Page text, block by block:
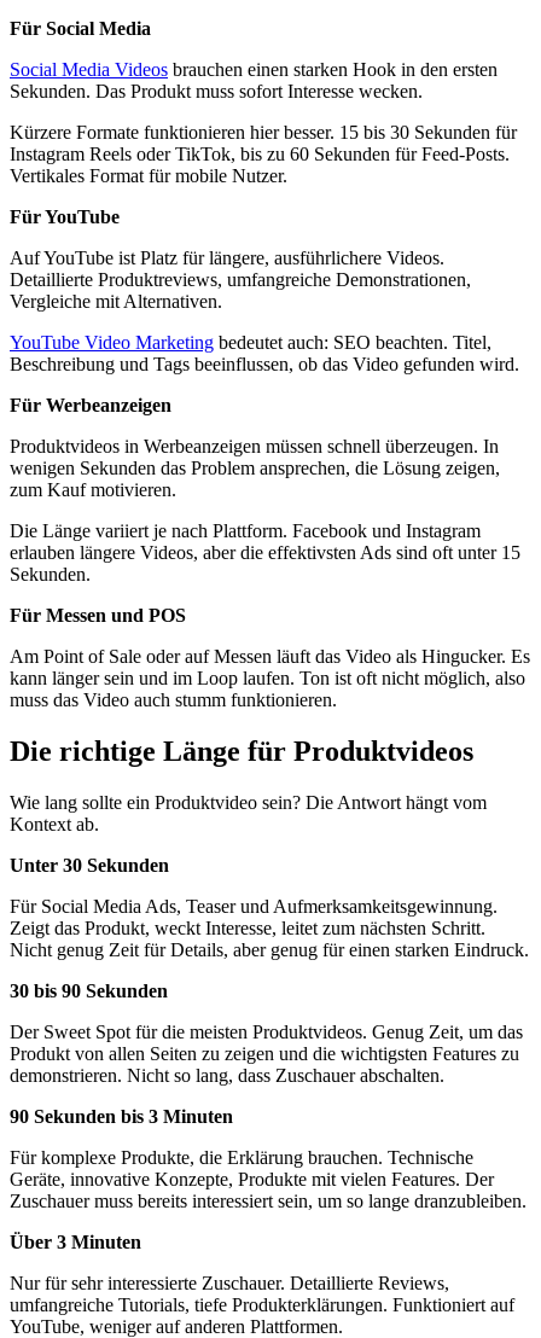
Für Social Media
Social Media Videos brauchen einen starken Hook in den ersten
Sekunden. Das Produkt muss sofort Interesse wecken.
Kürzere Formate funktionieren hier besser. 15 bis 30 Sekunden für
Instagram Reels oder TikTok, bis zu 60 Sekunden für Feed-Posts.
Vertikales Format für mobile Nutzer.
Für YouTube
Auf YouTube ist Platz für längere, ausführlichere Videos.
Detaillierte Produktreviews, umfangreiche Demonstrationen,
Vergleiche mit Alternativen.
YouTube Video Marketing bedeutet auch: SEO beachten. Titel,
Beschreibung und Tags beeinflussen, ob das Video gefunden wird.
Für Werbeanzeigen
Produktvideos in Werbeanzeigen müssen schnell überzeugen. In
wenigen Sekunden das Problem ansprechen, die Lösung zeigen,
zum Kauf motivieren.
Die Länge variiert je nach Plattform. Facebook und Instagram
erlauben längere Videos, aber die effektivsten Ads sind oft unter 15
Sekunden.
Für Messen und POS
Am Point of Sale oder auf Messen läuft das Video als Hingucker. Es
kann länger sein und im Loop laufen. Ton ist oft nicht möglich, also
muss das Video auch stumm funktionieren.
Die richtige Länge für Produktvideos
Wie lang sollte ein Produktvideo sein? Die Antwort hängt vom
Kontext ab.
Unter 30 Sekunden
Für Social Media Ads, Teaser und Aufmerksamkeitsgewinnung.
Zeigt das Produkt, weckt Interesse, leitet zum nächsten Schritt.
Nicht genug Zeit für Details, aber genug für einen starken Eindruck.
30 bis 90 Sekunden
Der Sweet Spot für die meisten Produktvideos. Genug Zeit, um das
Produkt von allen Seiten zu zeigen und die wichtigsten Features zu
demonstrieren. Nicht so lang, dass Zuschauer abschalten.
90 Sekunden bis 3 Minuten
Für komplexe Produkte, die Erklärung brauchen. Technische
Geräte, innovative Konzepte, Produkte mit vielen Features. Der
Zuschauer muss bereits interessiert sein, um so lange dranzubleiben.
Über 3 Minuten
Nur für sehr interessierte Zuschauer. Detaillierte Reviews,
umfangreiche Tutorials, tiefe Produkterklärungen. Funktioniert auf
YouTube, weniger auf anderen Plattformen.